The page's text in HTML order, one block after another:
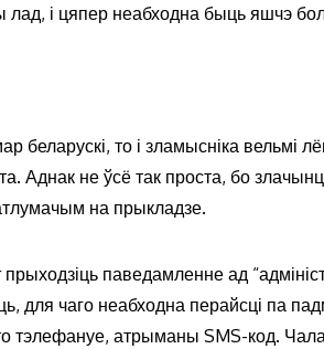
і цяпер неабходна быць яшчэ
беларускі, то і зламысніка вельмі
Аднак не ўсё так проста, бо
на прыкладзе.
паведамленне ад
для чаго неабходна перайсці па
тэлефануе, атрыманы SMS-код.